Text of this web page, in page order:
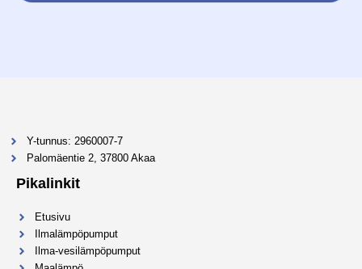
Y-tunnus: 2960007-7
Palomäentie 2, 37800 Akaa
Pikalinkit
Etusivu
Ilmalämpöpumput
Ilma-vesilämpöpumput